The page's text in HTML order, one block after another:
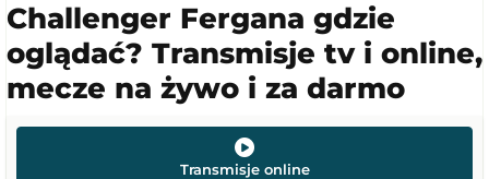
Challenger Fergana gdzie
oglądać? Transmisje tv i online,
mecze na żywo i za darmo
Transmisje online